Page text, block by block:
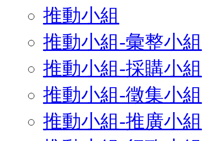
推動小組
推動小組-彙整小組
推動小組-採購小組
推動小組-徵集小組
推動小組-推廣小組